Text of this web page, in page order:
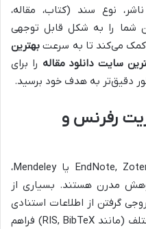
نوع سند (کتاب، مقاله،
شما را به شکل قابل توجهی
می‌کند تا به سرعت بهترین
سایت دانلود مقاله را برای
دقیق‌تر به هدف خود برسید.
رفرنس و
ابزارهای مدیریت رفرنس مانند EndNote, Zotero یا Mendeley،
مدرن هستند. بسیاری از
گرفتن از اطلاعات استنادی
(Citation) منابع را با فرمت‌های مختلف (مانند RIS, BibTeX) فراهم